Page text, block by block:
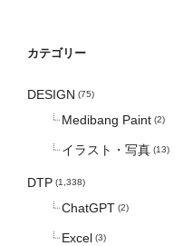
カテゴリー
DESIGN (75)
Medibang Paint (2)
イラスト・写真 (13)
DTP (1,338)
ChatGPT (2)
Excel (3)